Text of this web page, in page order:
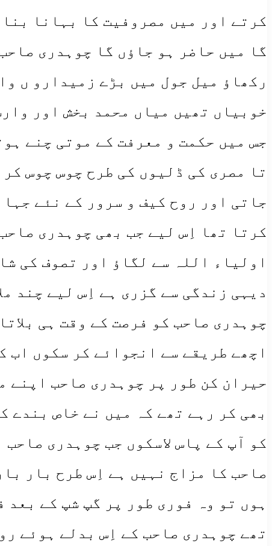
کرتے اور میں مصروفیت کا بہانا
گا میں حاضر ہو جاؤں گا چوہدری
رکھاؤ میل جول میں بڑے زمیدارو ں
خوبیاں تھیں میاں محمد بخش اور
جس میں حکمت و معرفت کے موتی چنے
تا مصری کی ڈلیوں کی طرح چوس چوس
جاتی اور روح کیف و سرور کے نئے
کرتا تھا اِس لیے جب بھی چوہدری
اولیاء اللہ سے لگاؤ اور تصوف کی
دیہی زندگی سے گزری ہے اِس لیے چند
چوہدری صاحب کو فرصت کے وقت ہی
اچھے طریقے سے انجوائے کر سکوں اب
حیران کن طور پر چوہدری صاحب اپنے
بھی کر رہے تھے کہ میں نے خاص بندے
کو آپ کے پاس لاسکوں جب چوہدری
صاحب کا مزاج نہیں ہے اِس طرح بار
ہوں تو وہ فوری طور پر گپ شپ کے
تھے چوہدری صاحب کے اِس بدلے ہوئے